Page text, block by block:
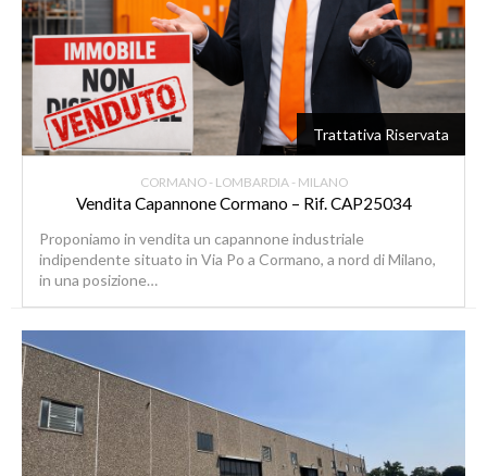
Trattativa Riservata
CORMANO - LOMBARDIA - MILANO
Vendita Capannone Cormano – Rif. CAP25034
Proponiamo in vendita un capannone industriale
indipendente situato in Via Po a Cormano, a nord di Milano,
in una posizione…